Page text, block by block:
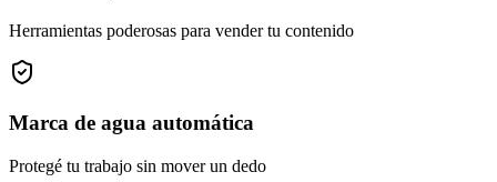
Herramientas poderosas para vender tu contenido
Marca de agua automática
Protegé tu trabajo sin mover un dedo